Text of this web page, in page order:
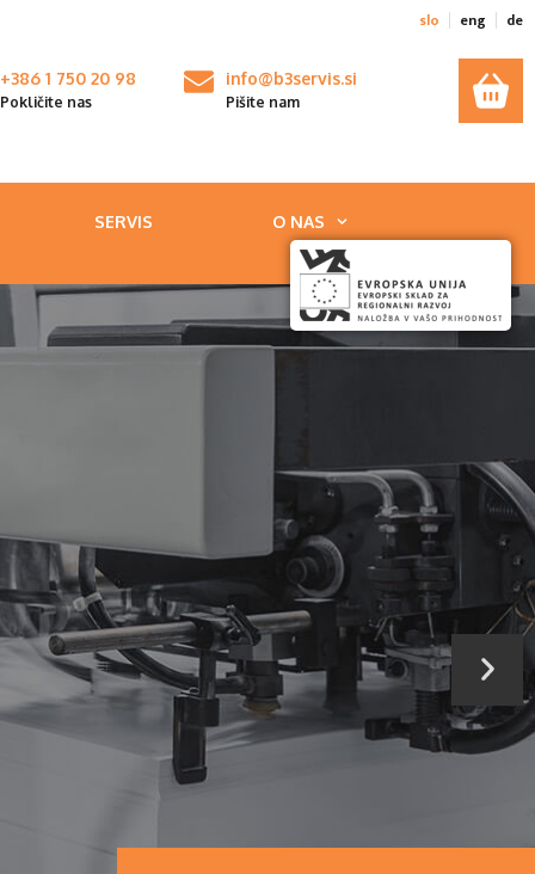
slo eng de
+386 1 750 20 98
Pokličite nas
info@b3servis.si
Pišite nam
SERVIS O NAS